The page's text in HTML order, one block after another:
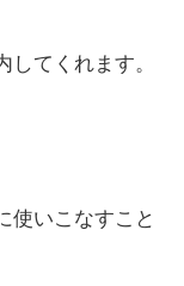
てくれます。
使いこなすこと